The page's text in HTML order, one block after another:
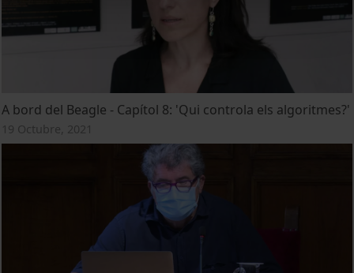
A bord del Beagle - Capítol 8: 'Qui controla els algoritmes?'
19 Octubre, 2021